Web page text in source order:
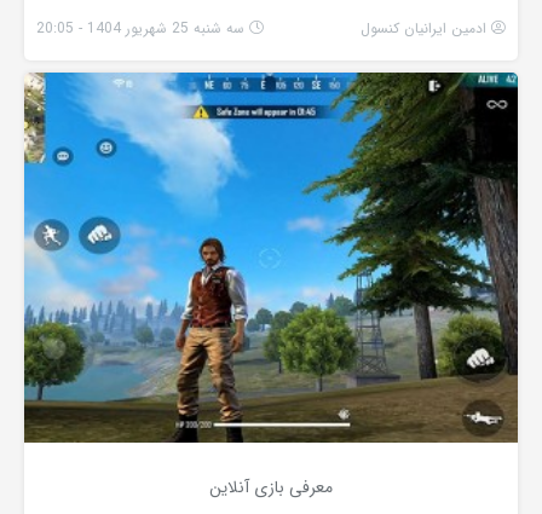
ادمین ایرانیان کنسول سه شنبه 25 شهریور 1404 - 20:05
معرفی بازی آنلاین